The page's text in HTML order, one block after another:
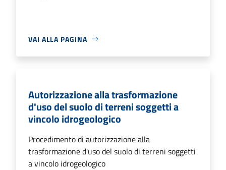
VAI ALLA PAGINA
Autorizzazione alla trasformazione
d'uso del suolo di terreni soggetti a
vincolo idrogeologico
Procedimento di autorizzazione alla
trasformazione d'uso del suolo di terreni soggetti
a vincolo idrogeologico